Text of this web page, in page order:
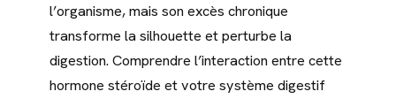
l’organisme, mais son excès chronique
transforme la silhouette et perturbe la
digestion. Comprendre l’interaction entre cette
hormone stéroïde et votre système digestif